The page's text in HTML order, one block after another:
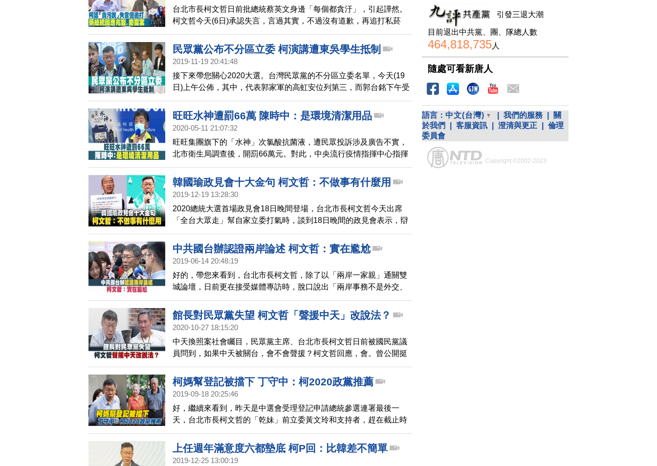
台北市長柯文哲日前批總統蔡英文身邊「每個都貪汙」，引起譁然。
柯文哲今天(6日)承認失言，言過其實，不過沒有道歉，再追打私菸
案、慶富案，蔡總統上午回應。
民眾黨公布不分區立委 柯演講遭東吳學生抵制
2019-11-19 20:41:48
接下來帶您關心2020大選。台灣民眾黨的不分區立委名單，今天(19
日)上午公佈，其中，代表郭家軍的高虹安位列第三，而郭台銘下午受
訪時強調，並沒有外界所說的利益交換，都是以實力原則作為合作條
件。另外，媒體也關注晚間柯文哲將到東吳大學演講，卻遭到抵制。
旺旺水神遭罰66萬 陳時中：是環境清潔用品
2020-05-11 21:07:32
旺旺集團旗下的「水神」次氯酸抗菌液，遭民眾投訴涉及廣告不實，
北市衛生局調查後，開罰66萬元。對此，中央流行疫情指揮中心指揮
官陳時中表示，次氯酸水食藥署認定是環境清潔用品，宣傳上有影射
醫療效果才會依法開罰。
韓國瑜政見會十大金句 柯文哲：不做事有什麼用
2019-12-19 13:28:30
2020總統大選首場政見會18日晚間登場，台北市長柯文哲今天出席
「全台大眾走」幫自家立委打氣時，談到18日晚間的政見會表示，辯
論會看起來火花是很多，當作口水戰看一看就好，對於國民黨候選人
韓國瑜在會上口號連連，柯文哲笑說，不做事有什麼用。
中共國台辦認證兩岸論述 柯文哲：實在尷尬
2019-06-14 20:48:19
好的，帶您來看到，台北市長柯文哲，除了以「兩岸一家親」通關雙
城論壇，日前更在接受媒體專訪時，脫口說出「兩岸事務不是外交、
國際事務」，但這一席話，被中共國台辦發言人讚賞，並說柯文哲的
看法「積極正面」。今天，柯P受訪時笑回，現在香港鬧成這樣，被
讚賞「實在是尷尬」。
館長對民眾黨失望 柯文哲「聲援中天」改說法？
2020-10-27 18:15:20
中天換照案社會矚目，民眾黨主席、台北市長柯文哲日前被國民黨議
員問到，如果中天被關台，會不會聲援？柯文哲回應，會。曾公開挺
柯的網紅館長陳之漢坦言失望。
柯媽幫登記被擋下 丁守中：柯2020政黨推薦
2019-09-18 20:25:46
好，繼續來看到，昨天是中選會受理登記申請總統參選連署最後一
天，台北市長柯文哲的「乾妹」前立委黃文玲和支持者，趕在截止時
間要替柯文哲登記，引發騷動，這讓柯文哲也現身中選會，柯文哲今
天受訪時笑說，還好身分證帶在身上，不然就 被登記了。
上任週年滿意度六都墊底 柯P回：比韓差不簡單
2019-12-25 13:00:19
引發三退大潮
目前退出中共黨、團、隊總人數
464,818,735人
隨處可看新唐人
語言： 中文(台灣) 我們的服務
關
於我們
客服資訊 澄清與更正
倫理
委員會
Copyright ©2002-2023